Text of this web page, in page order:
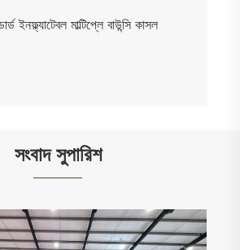
সংবাদ সুপারিশ